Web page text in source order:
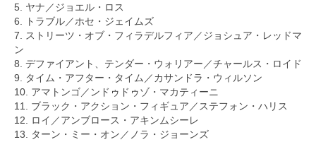
5. ヤナ／ジョエル・ロス
6. トラブル／ホセ・ジェイムズ
7. ストリーツ・オブ・フィラデルフィア／ジョシュア・レッドマ
ン
8. デファイアント、テンダー・ウォリアー／チャールス・ロイド
9. タイム・アフター・タイム／カサンドラ・ウィルソン
10. アマトンゴ／ンドゥドゥゾ・マカティーニ
11. ブラック・アクション・フィギュア／ステフォン・ハリス
12. ロイ／アンブロース・アキンムシーレ
13. ターン・ミー・オン／ノラ・ジョーンズ